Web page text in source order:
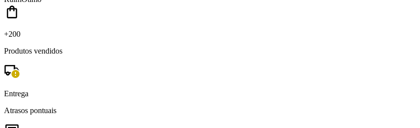
+200
Produtos vendidos
Entrega
Atrasos pontuais